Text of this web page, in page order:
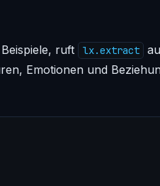
ruft lx.extract
Emotionen und